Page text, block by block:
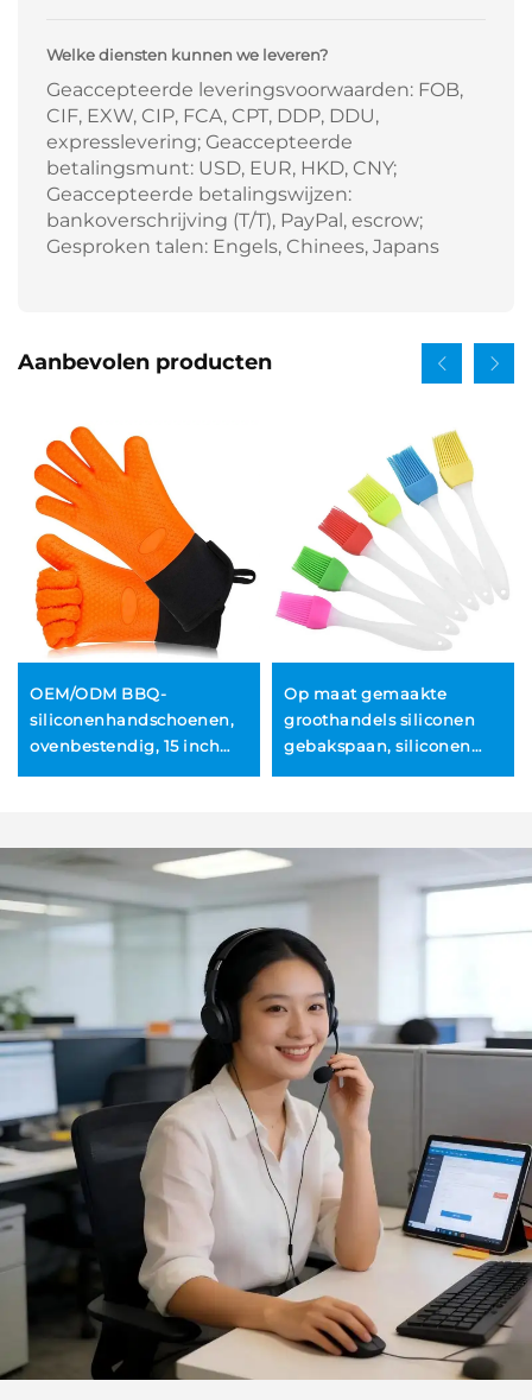
Welke diensten kunnen we leveren?
Geaccepteerde leveringsvoorwaarden: FOB,
CIF, EXW, CIP, FCA, CPT, DDP, DDU,
expresslevering; Geaccepteerde
betalingsmunt: USD, EUR, HKD, CNY;
Geaccepteerde betalingswijzen:
bankoverschrijving (T/T), PayPal, escrow;
Gesproken talen: Engels, Chinees, Japans
Aanbevolen producten
OEM/ODM BBQ-
siliconenhandschoenen,
ovenbestendig, 15 inch
geschikt voor grillen,
koken en het vasthouden
van potten, siliconen
ovenhandschoenen met
gewatteerde afwerking
Op maat gemaakte
groothandels siliconen
gebakspaan, siliconen